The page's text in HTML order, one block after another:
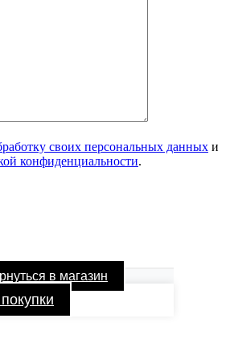
своих персональных данных и
конфиденциальности.
в магазин